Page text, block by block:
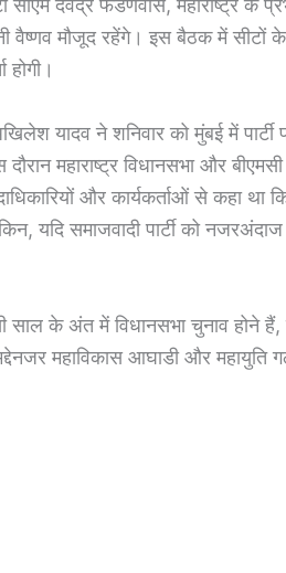
सीएम देवेंद्र फडणवीस, महाराष्ट्र के
वैष्णव मौजूद रहेंगे। इस बैठक में सीटों
होगी।
यादव ने शनिवार को मुंबई में पार्टी
महाराष्ट्र विधानसभा और बीएमसी
और कार्यकर्ताओं से कहा था कि
यदि समाजवादी पार्टी को
साल के अंत में विधानसभा चुनाव होने हैं,
महाविकास आघाडी और महायुति